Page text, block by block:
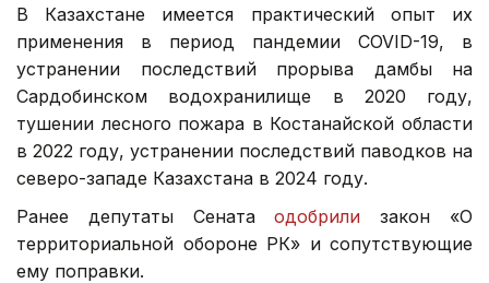
В Казахстане имеется практический опыт их
применения в период пандемии COVID-19, в
устранении последствий прорыва дамбы на
Сардобинском водохранилище в 2020 году,
тушении лесного пожара в Костанайской области
в 2022 году, устранении последствий паводков на
северо-западе Казахстана в 2024 году.
Ранее депутаты Сенатаодобрили закон «О
территориальной обороне РК» и сопутствующие
ему поправки.